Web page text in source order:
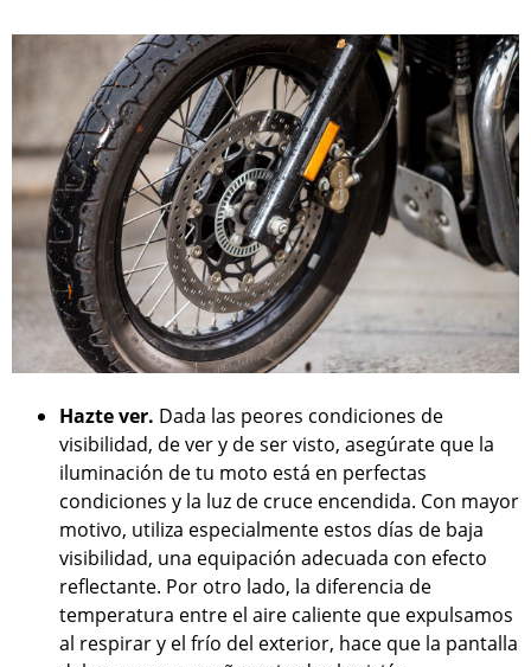
Hazte ver. Dada las peores condiciones de
visibilidad, de ver y de ser visto, asegúrate que la
iluminación de tu moto está en perfectas
condiciones y la luz de cruce encendida. Con mayor
motivo, utiliza especialmente estos días de baja
visibilidad, una equipación adecuada con efecto
reflectante. Por otro lado, la diferencia de
temperatura entre el aire caliente que expulsamos
al respirar y el frío del exterior, hace que la pantalla